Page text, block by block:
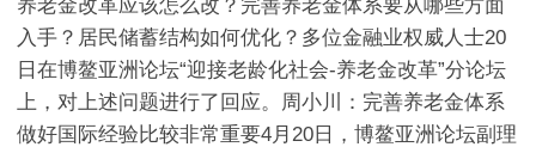
养老金改革应该怎么改？完善养老金体系要从哪些方面
入手？居民储蓄结构如何优化？多位金融业权威人士20
日在博鳌亚洲论坛“迎接老龄化社会-养老金改革”分论坛
上，对上述问题进行了回应。周小川：完善养老金体系
做好国际经验比较非常重要4月20日，博鳌亚洲论坛副理